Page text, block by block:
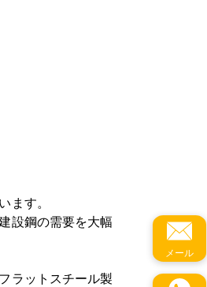
ます。
設鋼の需要を大幅
ラットスチール製
メール